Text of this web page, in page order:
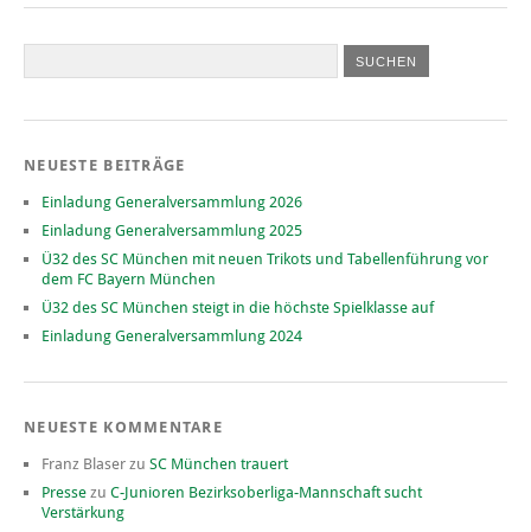
NEUESTE BEITRÄGE
Einladung Generalversammlung 2026
Einladung Generalversammlung 2025
Ü32 des SC München mit neuen Trikots und Tabellenführung vor
dem FC Bayern München
Ü32 des SC München steigt in die höchste Spielklasse auf
Einladung Generalversammlung 2024
NEUESTE KOMMENTARE
Franz Blaser zu SC München trauert
Presse zu C-Junioren Bezirksoberliga-Mannschaft sucht
Verstärkung